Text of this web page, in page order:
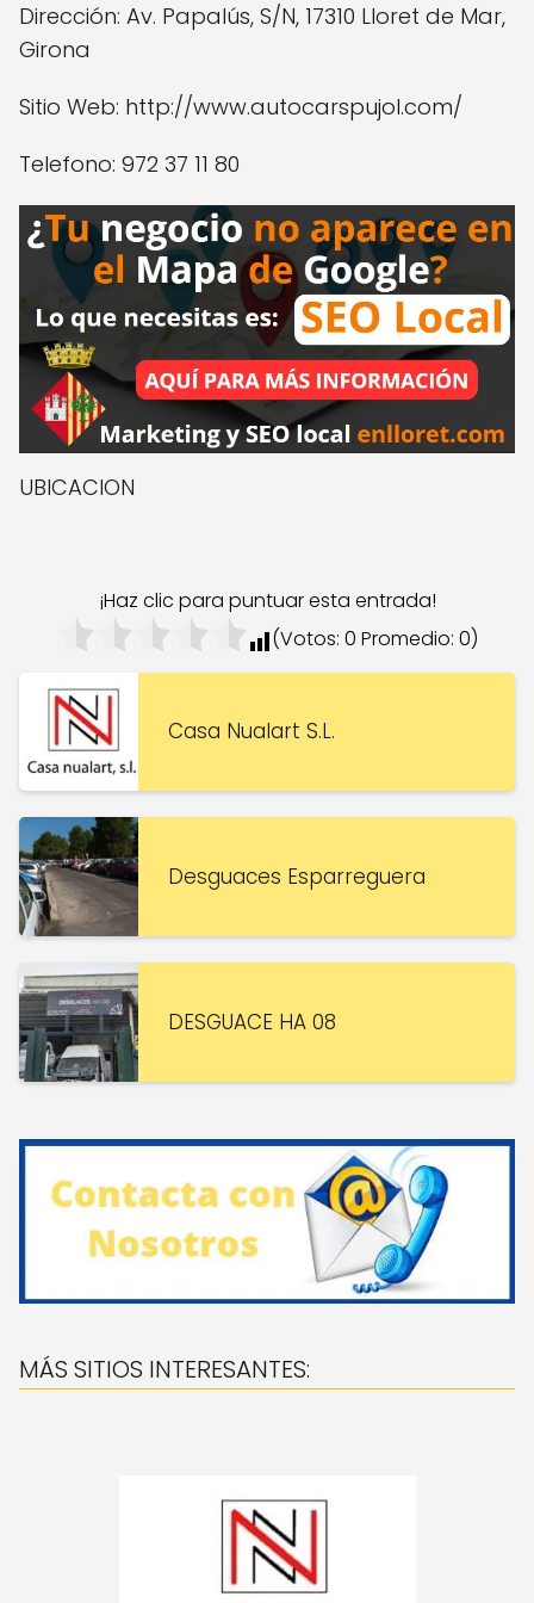
Dirección: Av. Papalús, S/N, 17310 Lloret de Mar,
Girona
Sitio Web: http://www.autocarspujol.com/
Telefono: 972 37 11 80
UBICACION
¡Haz clic para puntuar esta entrada!
(Votos: 0 Promedio: 0)
Casa Nualart S.L.
Desguaces Esparreguera
DESGUACE HA 08
MÁS SITIOS INTERESANTES: